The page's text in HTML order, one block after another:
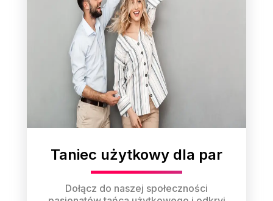
Taniec użytkowy dla par
Dołącz do naszej społeczności